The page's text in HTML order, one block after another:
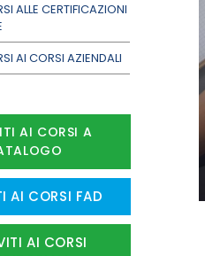
ALLE CERTIFICAZIONI
AI CORSI AZIENDALI
AI CORSI A
AI CORSI FAD
AI CORSI